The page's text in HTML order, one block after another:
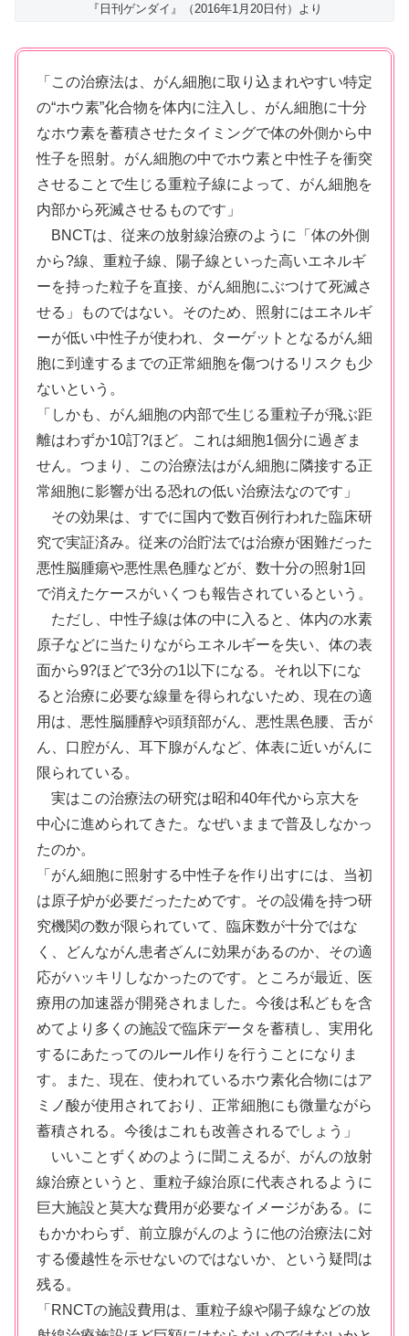
『日刊ゲンダイ』（2016年1月20日付）より
「この治療法は、がん細胞に取り込まれやすい特定
の“ホウ素”化合物を体内に注入し、がん細胞に十分
なホウ素を蓄積させたタイミングで体の外側から中
性子を照射。がん細胞の中でホウ素と中性子を衝突
させることで生じる重粒子線によって、がん細胞を
内部から死滅させるものです」
BNCTは、従来の放射線治療のように「体の外側
から?線、重粒子線、陽子線といった高いエネルギ
ーを持った粒子を直接、がん細胞にぶつけて死滅さ
せる」ものではない。そのため、照射にはエネルギ
ーが低い中性子が使われ、ターゲットとなるがん細
胞に到達するまでの正常細胞を傷つけるリスクも少
ないという。
「しかも、がん細胞の内部で生じる重粒子が飛ぶ距
離はわずか10訂?ほど。これは細胞1個分に過ぎま
せん。つまり、この治療法はがん細胞に隣接する正
常細胞に影響が出る恐れの低い治療法なのです」
その効果は、すでに国内で数百例行われた臨床研
究で実証済み。従来の治貯法では治療が困難だった
悪性脳腫瘍や悪性黒色腫などが、数十分の照射1回
で消えたケースがいくつも報告されているという。
ただし、中性子線は体の中に入ると、体内の水素
原子などに当たりながらエネルギーを失い、体の表
面から9?ほどで3分の1以下になる。それ以下にな
ると治療に必要な線量を得られないため、現在の適
用は、悪性脳腫醇や頭頚部がん、悪性黒色腰、舌が
ん、口腔がん、耳下腺がんなど、体表に近いがんに
限られている。
実はこの治療法の研究は昭和40年代から京大を
中心に進められてきた。なぜいままで普及しなかっ
たのか。
「がん細胞に照射する中性子を作り出すには、当初
は原子炉が必要だったためです。その設備を持つ研
究機関の数が限られていて、臨床数が十分ではな
く、どんながん患者ざんに効果があるのか、その適
応がハッキリしなかったのです。ところが最近、医
療用の加速器が開発されました。今後は私どもを含
めてより多くの施設で臨床データを蓄積し、実用化
するにあたってのルール作りを行うことになりま
す。また、現在、使われているホウ素化合物にはア
ミノ酸が使用されており、正常細胞にも微量ながら
蓄積される。今後はこれも改善されるでしょう」
いいことずくめのように聞こえるが、がんの放射
線治療というと、重粒子線治原に代表されるように
巨大施設と莫大な費用が必要なイメージがある。に
もかかわらず、前立腺がんのように他の治療法に対
する優越性を示せないのではないか、という疑問は
残る。
「RNCTの施設費用は、重粒子線や陽子線などの放